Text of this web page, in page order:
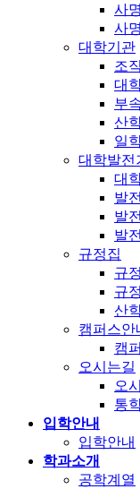
사
사
대학기관
조
대
부
산
일
대학발전
대
발
발
발
규정집
규
규
산
캠퍼스안
캠
오시는길
오
통
입학안내
입학안내
학과소개
공학계열